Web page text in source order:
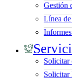
Gestión
Línea
Solicitar
Solicitar